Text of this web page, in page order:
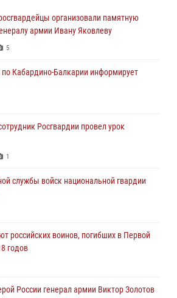
организовали памятную
армии Ивану Яковлеву
5
Кабардино-Балкарии информирует
Росгвардии провел урок
1
службы войск национальной гвардии
российских воинов, погибших в Первой
годов
России генерал армии Виктор Золотов